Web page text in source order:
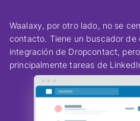
Waalaxy, por otro lado, no se
contacto. Tiene un buscador de
integración de Dropcontact,
principalmente tareas de